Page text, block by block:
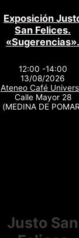
Exposición
San Felices.
«Sugerencias».
12:00 -14:00
13/08/2026
Ateneo Café
Calle Mayor 28
(MEDINA DE
Justo San